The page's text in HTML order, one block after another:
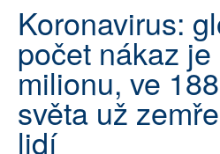
ROZHOVORY
TÉMATA
NEJČTENĚJŠÍ ZA 7 DNÍ
AUTOŘI
Koronavirus:
počet nákaz je
milionu, ve
světa už
lidí